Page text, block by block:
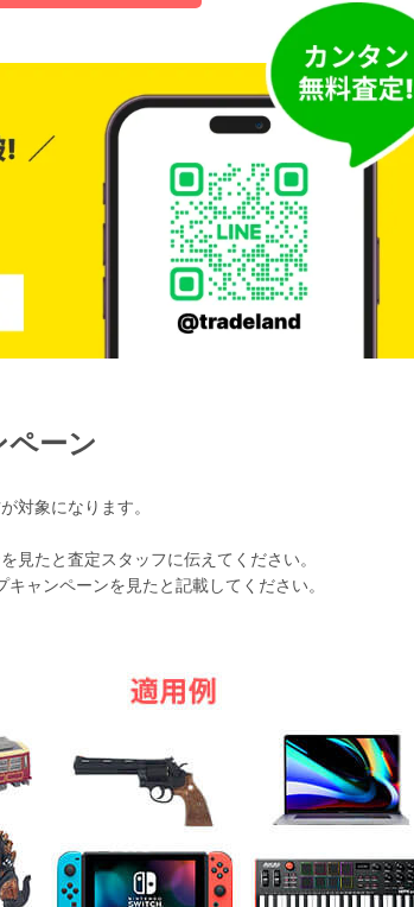
ペーン
対象になります。
見たと査定スタッフに伝えてください。
ャンペーンを見たと記載してください。